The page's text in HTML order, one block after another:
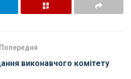
Попередня
виконавчого комітету